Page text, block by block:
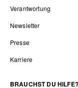
Verantwortung
Newsletter
Presse
Karriere
BRAUCHST DU HILFE?